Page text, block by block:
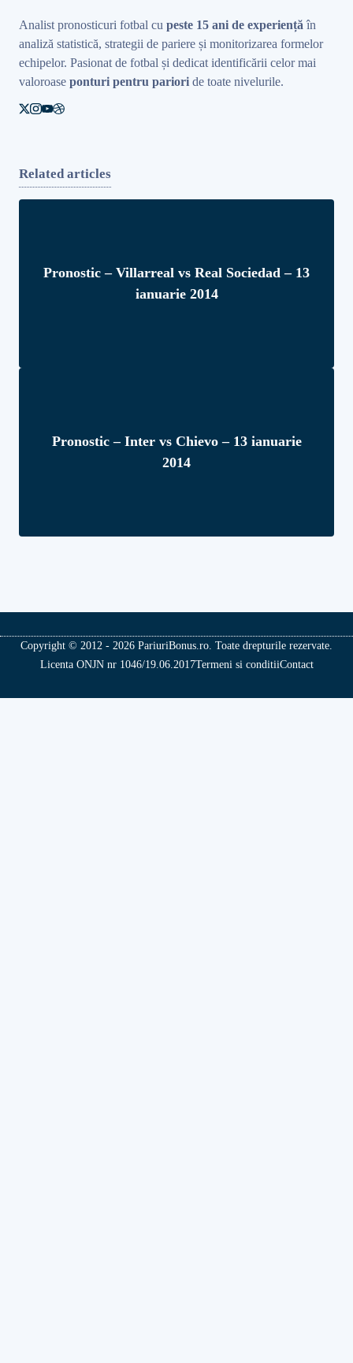
Analist pronosticuri fotbal cu peste 15 ani de experiență în
analiză statistică, strategii de pariere și monitorizarea formelor
echipelor. Pasionat de fotbal și dedicat identificării celor mai
valoroase ponturi pentru pariori de toate nivelurile.
Related articles
Pronostic – Villarreal vs Real Sociedad – 13
ianuarie 2014
Pronostic – Inter vs Chievo – 13 ianuarie
2014
Copyright © 2012 - 2026 PariuriBonus.ro. Toate drepturile rezervate.
Licenta ONJN nr 1046/19.06.2017Termeni si conditiiContact